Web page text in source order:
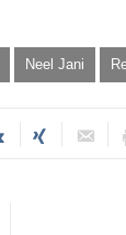
Neel Jani